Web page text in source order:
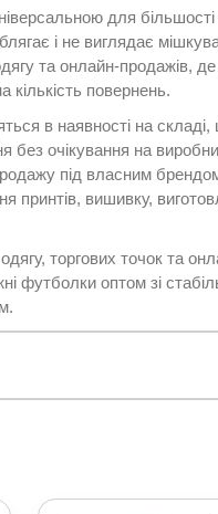
для більшості
і не виглядає
та онлайн-продажів,
кількість повернень.
в наявності на
без очікування на
під власним
принтів, вишивку,
торгових точок та
футболки оптом зі